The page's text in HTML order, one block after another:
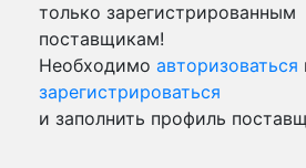
только зарегистрированным
поставщикам!
Необходимо авторизоваться
зарегистрироваться
и заполнить профиль